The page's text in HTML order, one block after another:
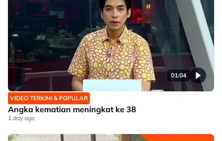
01:04
VIDEO TERKINI & POPULAR
Angka kematian meningkat ke 38
1 day ago